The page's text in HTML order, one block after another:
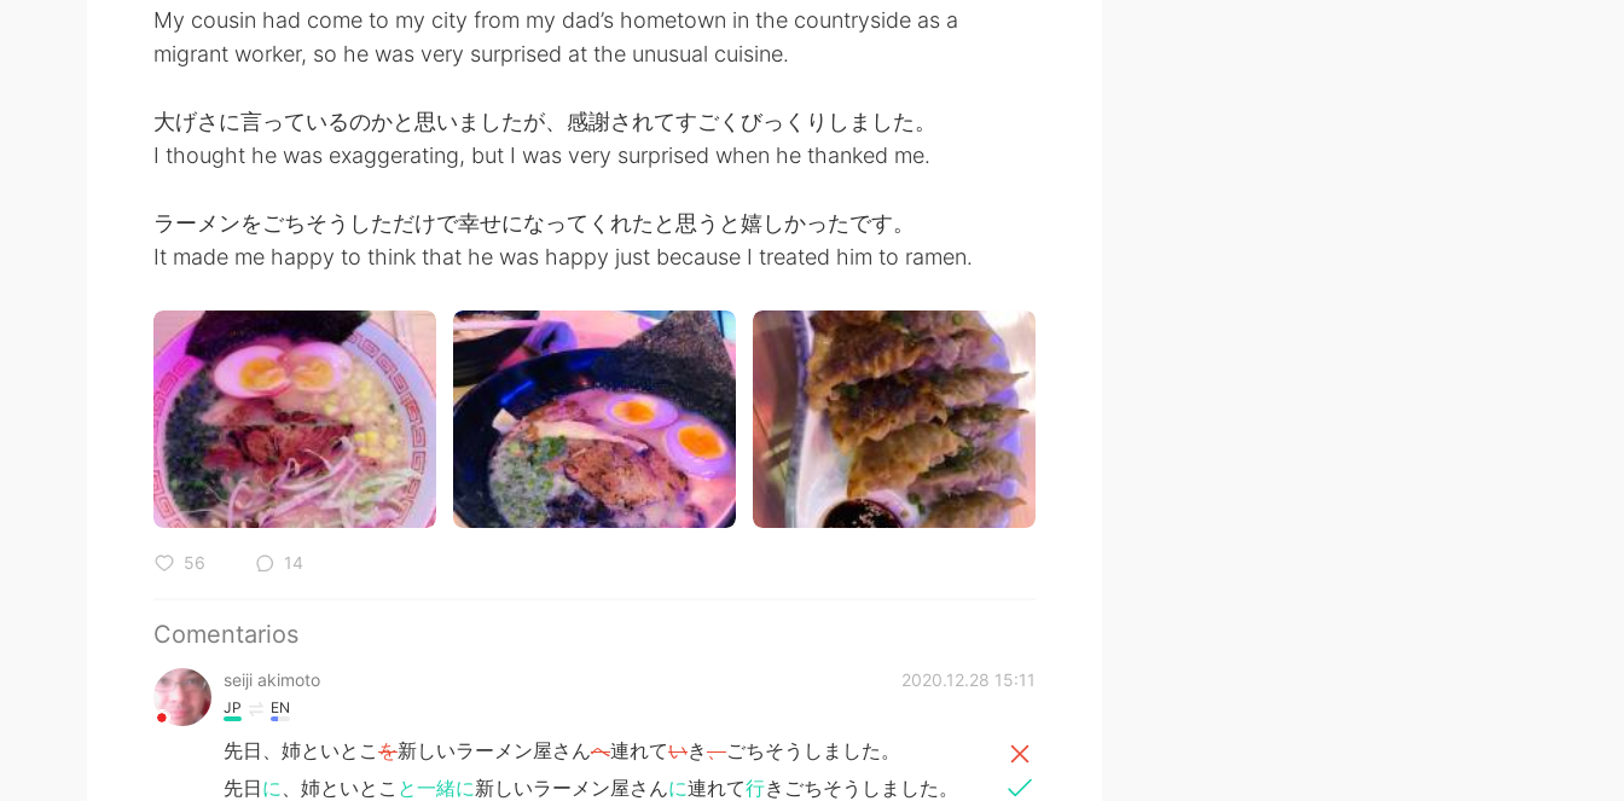
My cousin had come to my city from my dad’s hometown in the countryside as a
migrant worker, so he was very surprised at the unusual cuisine.
大げさに言っているのかと思いましたが、感謝されてすごくびっくりしました。
I thought he was exaggerating, but I was very surprised when he thanked me.
ラーメンをごちそうしただけで幸せになってくれたと思うと嬉しかったです。
It made me happy to think that he was happy just because I treated him to ramen.
56 14
Comentarios
seiji akimoto 2020.12.28 15:11
JP EN
先日、姉といとこ を新しいラーメン屋さんへ連れていき、ごちそうしました。
先日に 、姉といとこ と一緒に新しいラーメン屋さんに連れて行きごちそうしました。